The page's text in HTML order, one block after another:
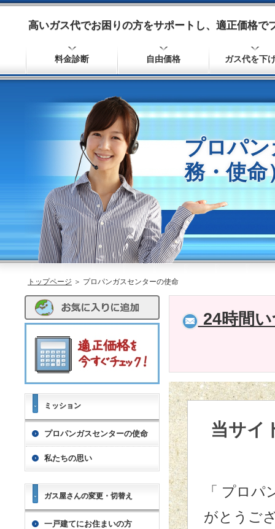
高いガス代でお困りの方をサポートし、適正価格で
プロパ
務・使命
トップページ ＞ プロパンガスセンターの使命
24時間
当サイ
「 プロ
がとうご
ミッション
プロパンガスセンターの使命
私たちの思い
ガス屋さんの変更・切替え
一戸建てにお住まいの方
料金診断 自由価格 ガス代を下